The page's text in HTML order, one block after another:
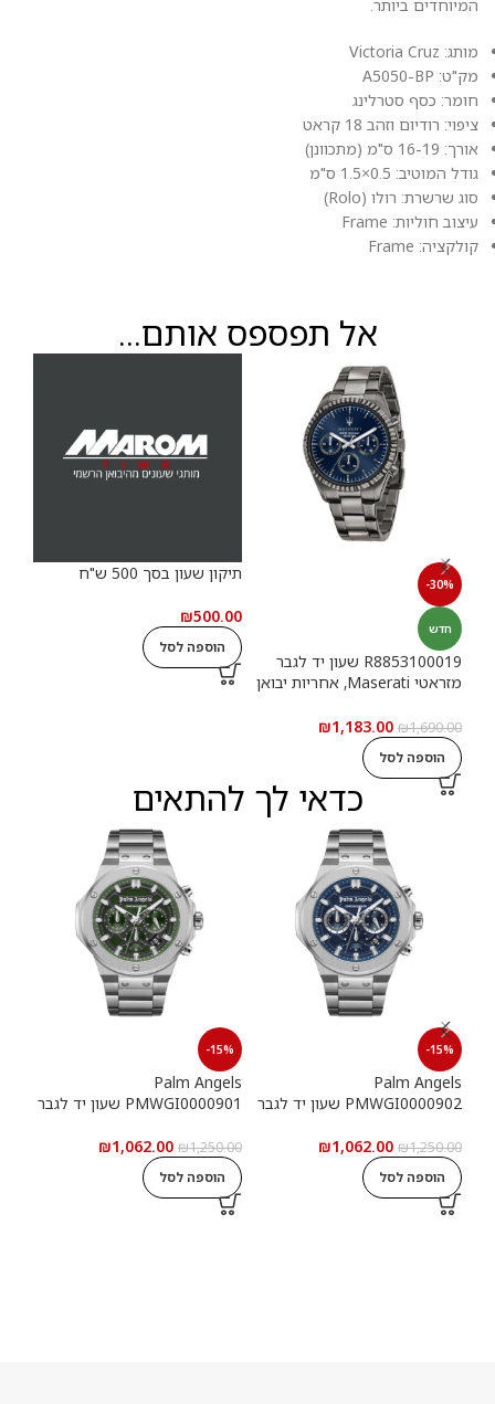
המיוחדים ביותר.
מותג: Victoria Cruz
מק"ט: A5050-BP
חומר: כסף סטרלינג
ציפוי: רודיום וזהב 18 קראט
אורך: 16-19 ס"מ (מתכוונן)
גודל המוטיב: 0.5×1.5 ס"מ
סוג שרשרת: רולו (Rolo)
עיצוב חוליות: Frame
קולקציה: Frame
אל תפספס אותם...
-30%
חדש
R8853100019 שעון יד לגבר
מזראטי Maserati, אחריות יבואן
₪1,690.00
₪1,183.00
הוספה לסל
תיקון שעון בסך 500 ש"ח
₪500.00
הוספה לסל
כדאי לך להתאים
-15%
Palm Angels
PMWGI0000902 שעון יד לגבר
₪1,250.00
₪1,062.00
הוספה לסל
-15%
Palm Angels
PMWGI0000901 שעון יד לגבר
₪1,250.00
₪1,062.00
הוספה לסל